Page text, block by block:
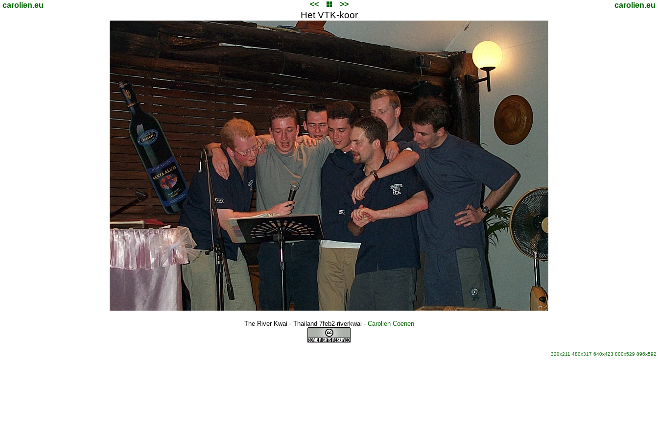
carolien.eu << >> carolien.eu
Het VTK-koor
The River Kwai - Thailand 7feb2-riverkwai - Carolien Coenen
320x211 480x317 640x423 800x529 896x592